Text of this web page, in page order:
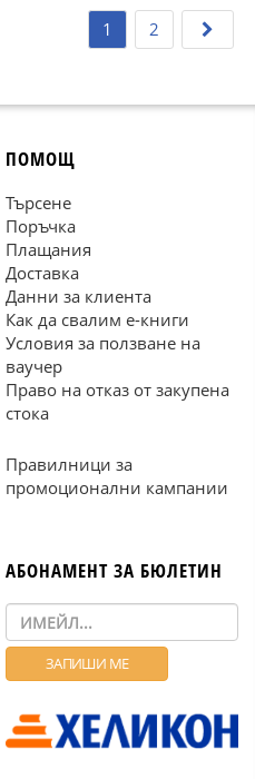
1 2
ПОМОЩ
Търсене
Поръчка
Плащания
Доставка
Данни за клиента
Как да свалим е-книги
Условия за ползване на
ваучер
Право на отказ от закупена
стока
Правилници за
промоционални кампании
АБОНАМЕНТ ЗА БЮЛЕТИН